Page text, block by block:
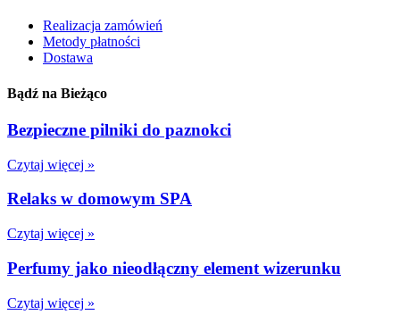
Realizacja zamówień
Metody płatności
Dostawa
Bądź na Bieżąco
Bezpieczne pilniki do paznokci
Czytaj więcej »
Relaks w domowym SPA
Czytaj więcej »
Perfumy jako nieodłączny element wizerunku
Czytaj więcej »